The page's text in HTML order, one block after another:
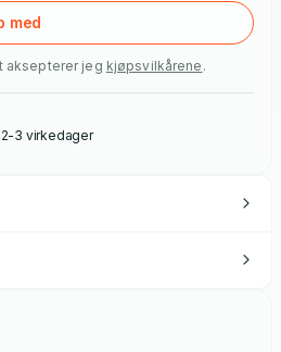
med
aksepterer jeg kjøpsvilkårene .
3 virkedager